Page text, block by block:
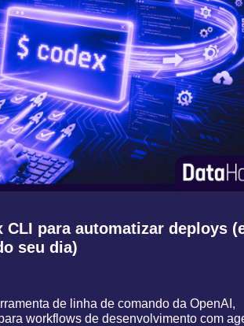
CLI para automatizar deploys
seu dia)
de linha de comando da OpenAI,
workflows de desenvolvimento com